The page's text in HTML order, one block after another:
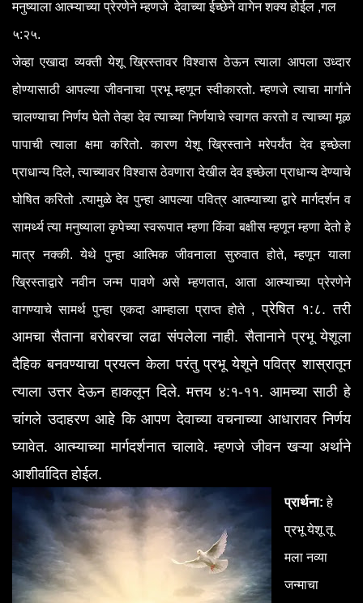
मनुष्याला आत्म्याच्या प्रेरणेने म्हणजे देवाच्या ईच्छेने वागेन शक्य होईल ,गल
५:२५.
जेव्हा एखादा व्यक्ती येशू ख्रिस्तावर विश्वास ठेऊन त्याला आपला उध्दार
होण्यासाठी आपल्या जीवनाचा प्रभू म्हणून स्वीकारतो. म्हणजे त्याचा मार्गाने
चालण्याचा निर्णय घेतो तेव्हा देव त्याच्या निर्णयाचे स्वागत करतो व त्याच्या मूळ
पापाची त्याला क्षमा करितो. कारण येशू ख्रिस्ताने मरेपर्यंत देव इच्छेला
प्राधान्य दिले, त्याच्यावर विश्वास ठेवणारा देखील देव इच्छेला प्राधान्य देण्याचे
घोषित करितो .त्यामुळे देव पुन्हा आपल्या पवित्र आत्म्याच्या द्वारे मार्गदर्शन व
सामर्थ्य त्या मनुष्याला कृपेच्या स्वरूपात म्हणा किंवा बक्षीस म्हणून म्हणा देतो हे
मात्र नक्की. येथे पुन्हा आत्मिक जीवनाला सुरुवात होते, म्हणून याला
ख्रिस्ताद्वारे नवीन जन्म पावणे असे म्हणतात, आता आत्म्याच्या प्रेरणेने
वागण्याचे सामर्थ पुन्हा एकदा आम्हाला प्राप्त होते ,प्रेषित १:८. तरी
आमचा सैताना बरोबरचा लढा संपलेला नाही. सैतानाने प्रभू येशूला
दैहिक बनवण्याचा प्रयत्न केला परंतु प्रभू येशूने पवित्र शास्रातून
त्याला उत्तर देऊन हाकलून दिले. मत्तय ४:१-११. आमच्या साठी हे
चांगले उदाहरण आहे कि आपण देवाच्या वचनाच्या आधारावर निर्णय
घ्यावेत. आत्म्याच्या मार्गदर्शनात चालावे. म्हणजे जीवन खऱ्या अर्थाने
आशीर्वादित होईल.
प्रार्थना:हे
प्रभू येशू तू
मला नव्या
जन्माचा